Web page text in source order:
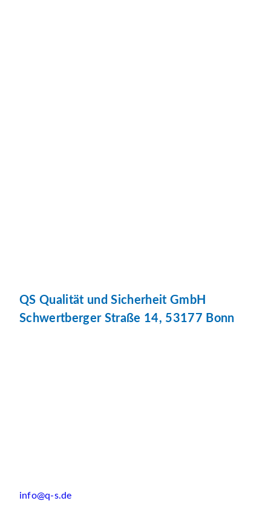
QS Qualität und Sicherheit GmbH
Schwertberger Straße 14, 53177 Bonn
info@q-s.de